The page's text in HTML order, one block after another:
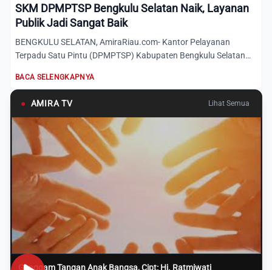
SKM DPMPTSP Bengkulu Selatan Naik, Layanan
Publik Jadi Sangat Baik
BENGKULU SELATAN, AmiraRiau.com- Kantor Pelayanan
Terpadu Satu Pintu (DPMPTSP) Kabupaten Bengkulu Selatan
BACA SELENGKAPNYA
● AMIRA TV Lihat Semua
Genggam Tangan Anak Bangsa, Cipt: Hj. Ratmiwati